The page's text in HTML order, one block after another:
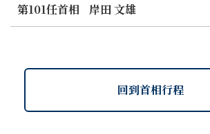
第101任首相
岸田 文雄
回到首相行程